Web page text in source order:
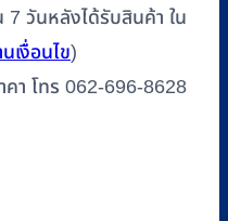
7 วันหลังได้รับสินค้า ใน
นเงื่อนไข)
คา โทร 062-696-8628